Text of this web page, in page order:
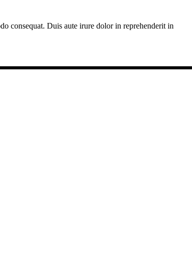
consequat. Duis aute irure dolor in reprehenderit in